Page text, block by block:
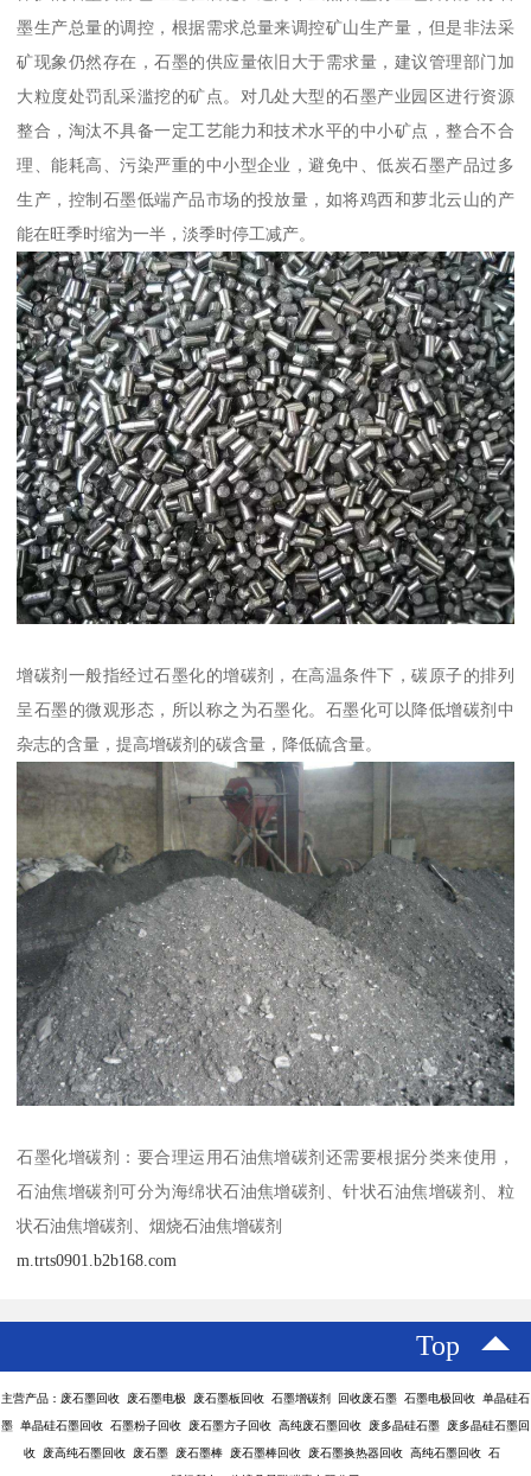
墨生产总量的调控，根据需求总量来调控矿山生产量，但是非法采
矿现象仍然存在，石墨的供应量依旧大于需求量，建议管理部门加
大粒度处罚乱采滥挖的矿点。对几处大型的石墨产业园区进行资源
整合，淘汰不具备一定工艺能力和技术水平的中小矿点，整合不合
理、能耗高、污染严重的中小型企业，避免中、低炭石墨产品过多
生产，控制石墨低端产品市场的投放量，如将鸡西和萝北云山的产
能在旺季时缩为一半，淡季时停工减产。
增碳剂一般指经过石墨化的增碳剂，在高温条件下，碳原子的排列
呈石墨的微观形态，所以称之为石墨化。石墨化可以降低增碳剂中
杂志的含量，提高增碳剂的碳含量，降低硫含量。
石墨化增碳剂：要合理运用石油焦增碳剂还需要根据分类来使用，
石油焦增碳剂可分为海绵状石油焦增碳剂、针状石油焦增碳剂、粒
状石油焦增碳剂、烟烧石油焦增碳剂
m.trts0901.b2b168.com
Top
主营产品：废石墨回收 废石墨电极 废石墨板回收 石墨增碳剂 回收废石墨 石墨电极回收 单晶硅石
墨 单晶硅石墨回收 石墨粉子回收 废石墨方子回收 高纯废石墨回收 废多晶硅石墨 废多晶硅石墨回
收 废高纯石墨回收 废石墨 废石墨棒 废石墨棒回收 废石墨换热器回收 高纯石墨回收 石